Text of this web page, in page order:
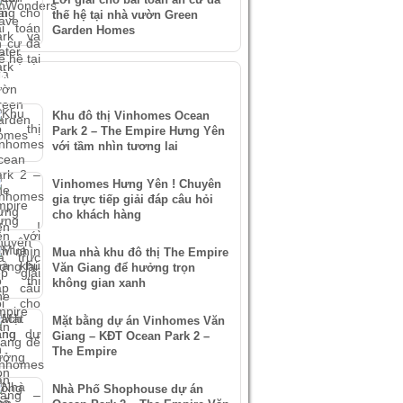
thế hệ tại nhà vườn Green
Garden Homes
XEM NHIỀU
Khu đô thị Vinhomes Ocean
Park 2 – The Empire Hưng Yên
với tầm nhìn tương lai
Vinhomes Hưng Yên ! Chuyên
gia trực tiếp giải đáp câu hỏi
cho khách hàng
Mua nhà khu đô thị The Empire
Văn Giang để hưởng trọn
không gian xanh
Mặt bằng dự án Vinhomes Văn
Giang – KĐT Ocean Park 2 –
The Empire
Nhà Phố Shophouse dự án